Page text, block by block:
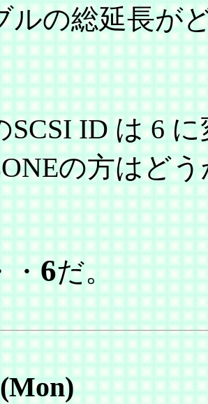
ルの総延長が
ID は 6 に
の方はど
6だ。